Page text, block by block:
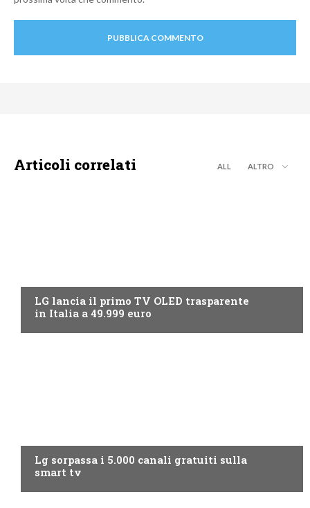
Articoli correlati ALL ALTRO
LG lancia il primo TV OLED trasparente
in Italia a 49.999 euro
Lg sorpassa i 5.000 canali gratuiti sulla
smart tv